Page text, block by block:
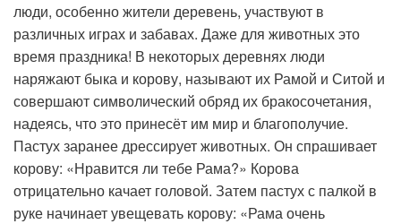
люди, особенно жители деревень, участвуют в
различных играх и забавах. Даже для животных это
время праздника! В некоторых деревнях люди
наряжают быка и корову, называют их Рамой и Ситой и
совершают символический обряд их бракосочетания,
надеясь, что это принесёт им мир и благополучие.
Пастух заранее дрессирует животных. Он спрашивает
корову: «Нравится ли тебе Рама?» Корова
отрицательно качает головой. Затем пастух с палкой в
руке начинает увещевать корову: «Рама очень